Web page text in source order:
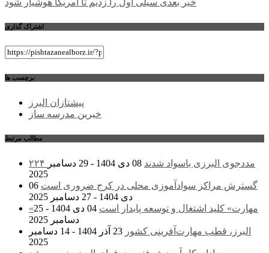
خبر بعدی سیلی اول را زدیم تا آمریکا هوشیار شود
اشتراک گذاری
برچسب ها
پیشتازان البرز
خیرین مدرسه ساز
مطالب مرتبط
۲۲۴ مددجوی البرزی باسواد شدند
08 دی 1404 - 29 دسامبر
2025
گسترش مراکز سوادآموزی محلی در کرج ضروری است 06
دی 1404 - 27 دسامبر 2025
«مهارت» کلید اشتغال و توسعه پایدار است
04 دی 1404 - 25
دسامبر 2025
البرز، قطب مهارت‌آفرینی کشور
23 آذر 1404 - 14 دسامبر
2025